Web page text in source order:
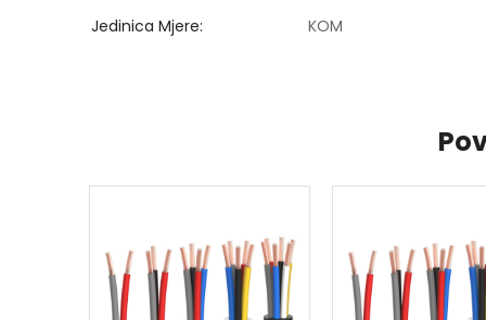
Jedinica Mjere KOM